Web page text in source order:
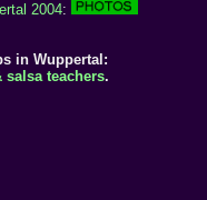
2004:
in Wuppertal:
teachers.